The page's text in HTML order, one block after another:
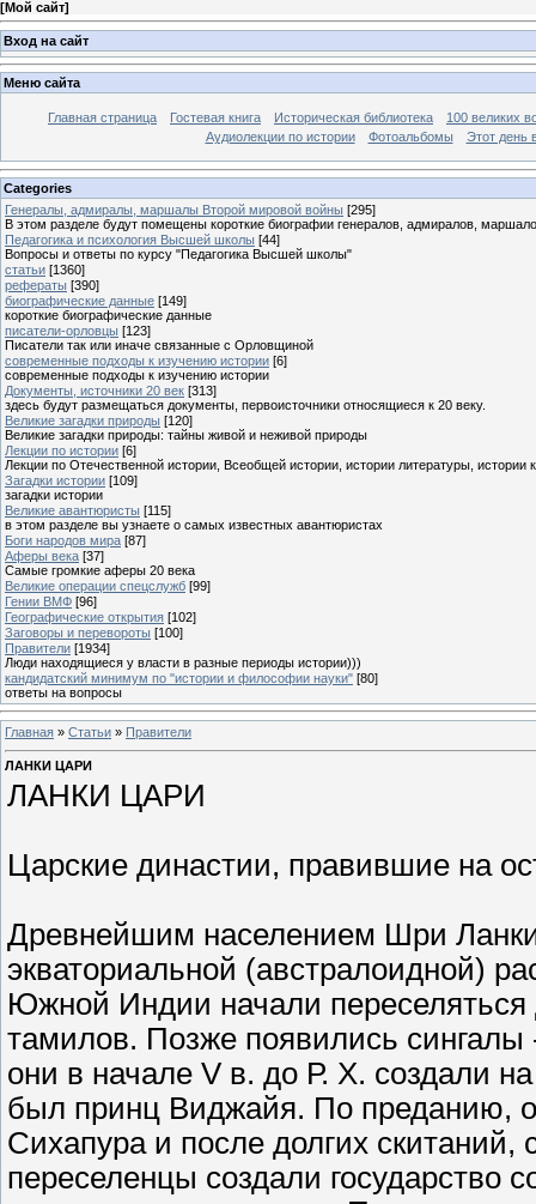
[Мой сайт]
Вход на сайт
Меню сайта
Главная страница Гостевая книга Историческая библиотека
100 великих
Аудиолекции по истории
Фотоальбомы Этот день
Categories
Генералы, адмиралы, маршалы Второй мировой войны [295]
В этом разделе будут помещены короткие биографии генералов, адмиралов,
Педагогика и психология Высшей школы [44]
Вопросы и ответы по курсу "Педагогика Высшей школы"
статьи [1360]
рефераты [390]
биографические данные [149]
короткие биографические данные
писатели-орловцы [123]
Писатели так или иначе связанные с Орловщиной
современные подходы к изучению истории [6]
современные подходы к изучению истории
Документы, источники 20 век [313]
здесь будут размещаться документы, первоисточники относящиеся к 20 веку.
Великие загадки природы [120]
Великие загадки природы: тайны живой и неживой природы
Лекции по истории [6]
Лекции по Отечественной истории, Всеобщей истории, истории литературы, истории
Загадки истории [109]
загадки истории
Великие авантюристы [115]
в этом разделе вы узнаете о самых известных авантюристах
Боги народов мира [87]
Аферы века [37]
Самые громкие аферы 20 века
Великие операции спецслужб [99]
Гении ВМФ [96]
Географические открытия [102]
Заговоры и перевороты [100]
Правители [1934]
Люди находящиеся у власти в разные периоды истории)))
кандидатский минимум по "истории и философии науки" [80]
ответы на вопросы
Главная » Статьи » Правители
ЛАНКИ ЦАРИ
ЛАНКИ ЦАРИ
Царские династии, правившие на
Древнейшим населением Шри
экваториальной (австралоидной)
Южной Индии начали
тамилов. Позже появились
они в начале V в. до Р. Х. создали
был принц Виджайя. По преданию,
Сихапура и после долгих
переселенцы создали государство